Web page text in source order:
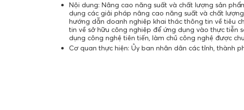
Nội dung: Nâng cao năng suất và chất lượng sản
dụng các giải pháp nâng cao năng suất và chất
hướng dẫn doanh nghiệp khai thác thông tin về tiêu
tin về sở hữu công nghiệp để ứng dụng vào thực tiễn
dụng công nghệ tiên tiến, làm chủ công nghệ được
Cơ quan thực hiện: Ủy ban nhân dân các tỉnh, thành